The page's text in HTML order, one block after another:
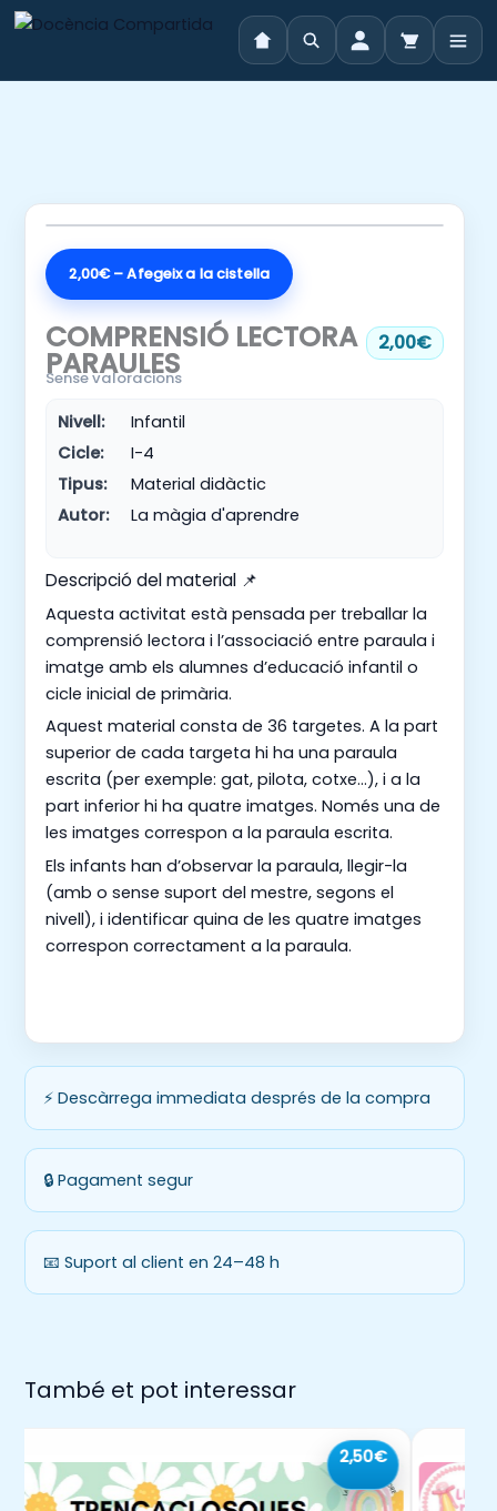
2,00€ – Afegeix a la cistella
COMPRENSIÓ LECTORA
PARAULES
2,00€
Sense valoracions
Nivell:
Infantil
Cicle:
I-4
Tipus:
Material didàctic
Autor:
La màgia d'aprendre
Descripció del material 📌
Aquesta activitat està pensada per treballar la
comprensió lectora i l’associació entre paraula i
imatge amb els alumnes d’educació infantil o
cicle inicial de primària.
Aquest material consta de 36 targetes. A la part
superior de cada targeta hi ha una paraula
escrita (per exemple: gat, pilota, cotxe…), i a la
part inferior hi ha quatre imatges. Només una de
les imatges correspon a la paraula escrita.
Els infants han d’observar la paraula, llegir-la
(amb o sense suport del mestre, segons el
nivell), i identificar quina de les quatre imatges
correspon correctament a la paraula.
⚡ Descàrrega immediata després de la compra
🔒 Pagament segur
📧 Suport al client en 24–48 h
També et pot interessar
2,50€